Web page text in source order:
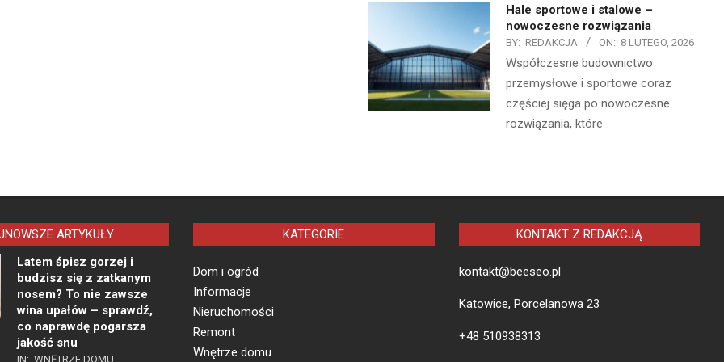
Hale sportowe i stalowe –
nowoczesne rozwiązania
BY: REDAKCJA ON: 8 LUTEGO, 2026
Współczesne budownictwo
przemysłowe i sportowe coraz
częściej sięga po nowoczesne
rozwiązania, które
ARTYKUŁY
Latem śpisz gorzej i
budzisz się z zatkanym
nosem? To nie zawsze
wina upałów – sprawdź,
co naprawdę pogarsza
jakość snu
IN: WNĘTRZE DOMU
KATEGORIE
Dom i ogród
Informacje
Nieruchomości
Remont
Wnętrze domu
KONTAKT Z REDAKCJĄ
kontakt@beeseo.pl
Katowice, Porcelanowa 23
+48 510938313